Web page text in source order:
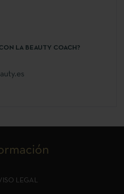
LA BEAUTY COACH?
LEGAL